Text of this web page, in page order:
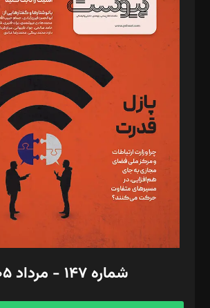
د‌بیر خدمت و تجارت: ابوالفضل رجبی
د‌بیر حقوق فناوری: حسام‌الدین ایپکچی
د‌بیر پیوست جهان: مینا پاکدل
د‌بیر تحریریه آنلاین: بابک نقاش
تحریریه‌: مجتبی محمود‌ی، آرش برهمند، یسنا
مصطفی مسجدی آرانی، ابوالفضل رجبی، زهرا فکرانه،
رستمی،مصطفی باستان
ویرایش: نگار استاد‌‌آقا
طراح یونیفرم: مجید توکلی
فیلمبرداری و عکاسی: امیر شفیعی، مانی لطفی زاده
گرافیک و صفحه‌آرایی: سید‌سبحان‌علی ثابت
مد‌یر توسعه تجاری: کامبیز برید‌
امور مالی: شاپور رهبری، محمد‌ کاظمی‌نیا
آگهی و مشترکین: ۰۹۱۹۹۹۹۰۴۵۴
شماره ۱۴۷ - مرداد ۱۴۰۵